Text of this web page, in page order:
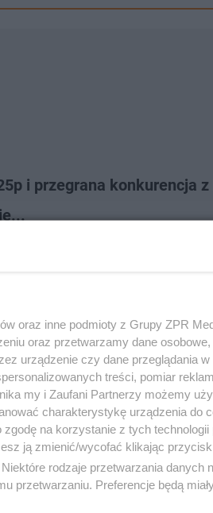
i przegrana konkurencja
oraz inne podmioty z Grupy ZPR
oraz przetwarzamy dane
urządzenie czy dane przeglądania
treści, pomiar
my i Zaufani Partnerzy możemy
charakterystykę urządzenia do
na korzystanie z tych technologii
ją zmienić/wycofać klikając
Niektóre rodzaje przetwarzania danych
przetwarzaniu. Preferencje będą